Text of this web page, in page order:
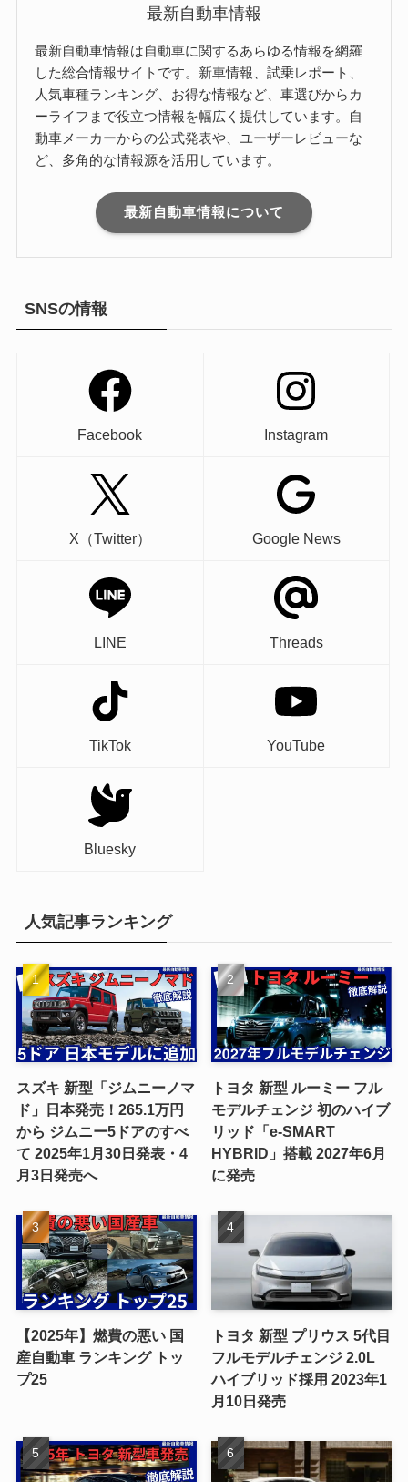
最新自動車情報
最新自動車情報は自動車に関するあらゆる情報を網羅
した総合情報サイトです。新車情報、試乗レポート、
人気車種ランキング、お得な情報など、車選びからカ
ーライフまで役立つ情報を幅広く提供しています。自
動車メーカーからの公式発表や、ユーザーレビューな
ど、多角的な情報源を活用しています。
最新自動車情報について
SNSの情報
Facebook Instagram
X（Twitter） Google News
LINE Threads
TikTok YouTube
Bluesky
人気記事ランキング
スズキ 新型「ジムニーノマ
ド」日本発売！265.1万円
から ジムニー5ドアのすべ
て 2025年1月30日発表・4
月3日発売へ
トヨタ 新型 ルーミー フル
モデルチェンジ 初のハイブ
リッド「e-SMART
HYBRID」搭載 2027年6月
に発売
【2025年】燃費の悪い 国
産自動車 ランキング トッ
プ25
トヨタ 新型 プリウス 5代目
フルモデルチェンジ 2.0L
ハイブリッド採用 2023年1
月10日発売